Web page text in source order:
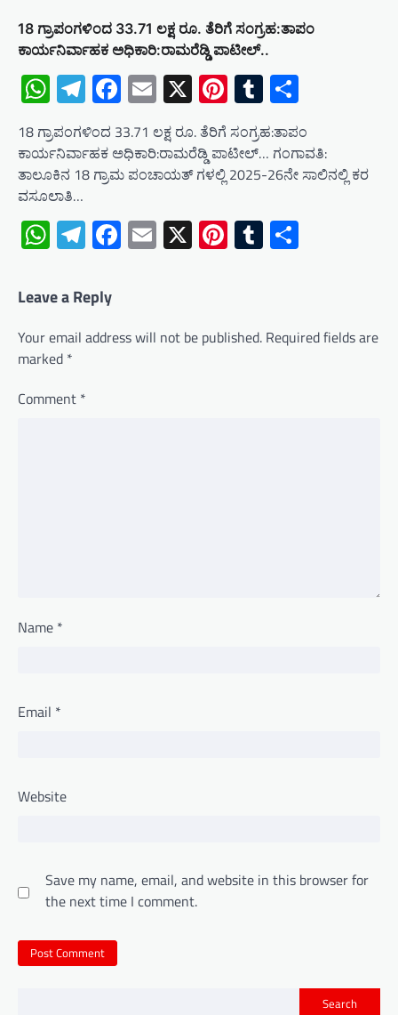
18 ಗ್ರಾಪಂಗಳಿಂದ 33.71 ಲಕ್ಷ ರೂ. ತೆರಿಗೆ ಸಂಗ್ರಹ:ತಾಪಂ
ಕಾರ್ಯನಿರ್ವಾಹಕ ಅಧಿಕಾರಿ:ರಾಮರೆಡ್ಡಿ ಪಾಟೀಲ್..
WhatsApp
Telegram
Facebook
Email
X Pinterest
Tumblr
18 ಗ್ರಾಪಂಗಳಿಂದ 33.71 ಲಕ್ಷ ರೂ. ತೆರಿಗೆ ಸಂಗ್ರಹ:ತಾಪಂ
ಕಾರ್ಯನಿರ್ವಾಹಕ ಅಧಿಕಾರಿ:ರಾಮರೆಡ್ಡಿ ಪಾಟೀಲ್… ಗಂಗಾವತಿ:
ತಾಲೂಕಿನ 18 ಗ್ರಾಮ ಪಂಚಾಯತ್ ಗಳಲ್ಲಿ 2025-26ನೇ ಸಾಲಿನಲ್ಲಿ ಕರ
ವಸೂಲಾತಿ…
WhatsApp
Telegram
Facebook
Email
X Pinterest
Tumblr
Leave a Reply
Your email address will not be published. Required fields are
marked *
Comment *
Name *
Email *
Website
Save my name, email, and website in this browser for
the next time I comment.
Search